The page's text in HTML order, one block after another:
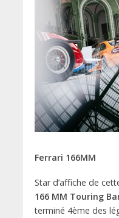
Ferrari 166MM
Star d’affiche de
166 MM Touring
terminé 4ème des